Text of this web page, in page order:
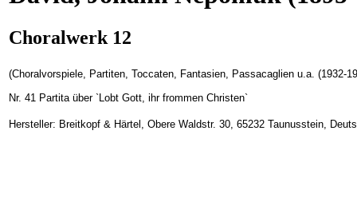
Choralwerk 12
(Choralvorspiele, Partiten, Toccaten, Fantasien, Passacaglien u.a. (1932-
Nr. 41 Partita über `Lobt Gott, ihr frommen Christen`
Hersteller: Breitkopf & Härtel, Obere Waldstr. 30, 65232 Taunusstein,